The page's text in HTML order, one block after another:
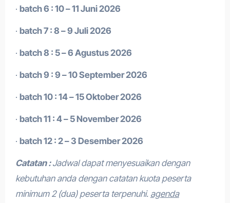
· batch 6 : 10 – 11 Juni 2026
· batch 7 : 8 – 9 Juli 2026
· batch 8 : 5 – 6 Agustus 2026
· batch 9 : 9 – 10 September 2026
· batch 10 : 14 – 15 Oktober 2026
· batch 11 : 4 – 5 November 2026
· batch 12 : 2 – 3 Desember 2026
Catatan :Jadwal dapat menyesuaikan dengan
kebutuhan anda dengan catatan kuota peserta
minimum 2 (dua) peserta terpenuhi. agenda